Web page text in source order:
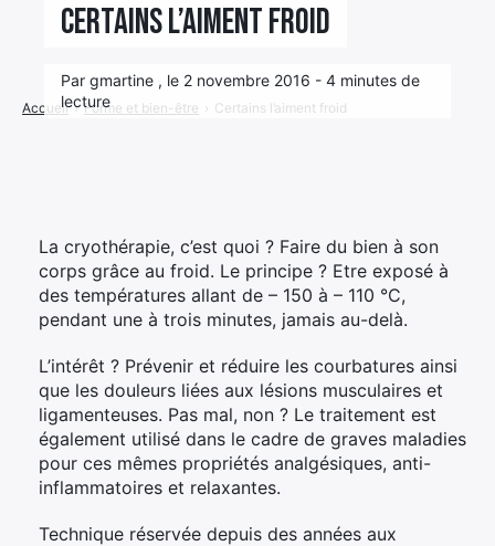
Certains l’aiment froid
Par gmartine , le 2 novembre 2016 - 4 minutes de
lecture
Accueil › Forme et bien-être › Certains l’aiment froid
La cryothérapie, c’est quoi ? Faire du bien à son
corps grâce au froid. Le principe ? Etre exposé à
des températures allant de – 150 à – 110 °C,
pendant une à trois minutes, jamais au-delà.
L’intérêt ? Prévenir et réduire les courbatures ainsi
que les douleurs liées aux lésions musculaires et
ligamenteuses. Pas mal, non ? Le traitement est
également utilisé dans le cadre de graves maladies
pour ces mêmes propriétés analgésiques, anti-
inflammatoires et relaxantes.
Technique réservée depuis des années aux
CALENDRIER